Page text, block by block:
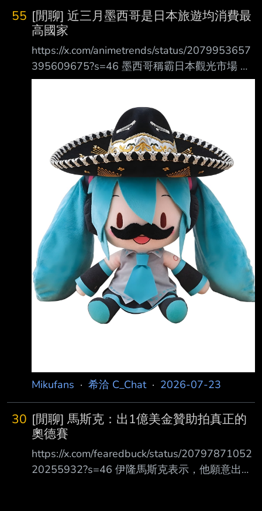
還是玩法上，都實現了巨大的飛躍。 《地平線
3》最終可能會以極具影響力的方式，徹底改變
整個遊戲產業。 --
55 [閒聊] 近三月墨西哥是日本旅遊均消費最
高國家
https://x.com/animetrends/status/2079953657
395609675?s=46 墨西哥稱霸日本觀光市場 日
本觀光廳公布，墨西哥遊客如今正式成為在日本
越美國、中國以及歐洲各大經濟強國的遊客，在
較長時間的日本旅程中，平均 消費超過50萬日
圓。 這份官方報告打破了「亞洲遊客或美國遊
客才是日本最具消費價值旅客」的迷思。 拉丁
美洲的御宅族可是很有錢的。
https://i.imgur.com/N3Z6mnO.jpeg 原網站文：
日本觀光
Mikufans · 希洽 C_Chat· 2026-07-23
30 [閒聊] 馬斯克：出1億美金贊助拍真正的
奧德賽
https://x.com/fearedbuck/status/20797871052
20255932?s=46 伊隆馬斯克表示，他願意出資